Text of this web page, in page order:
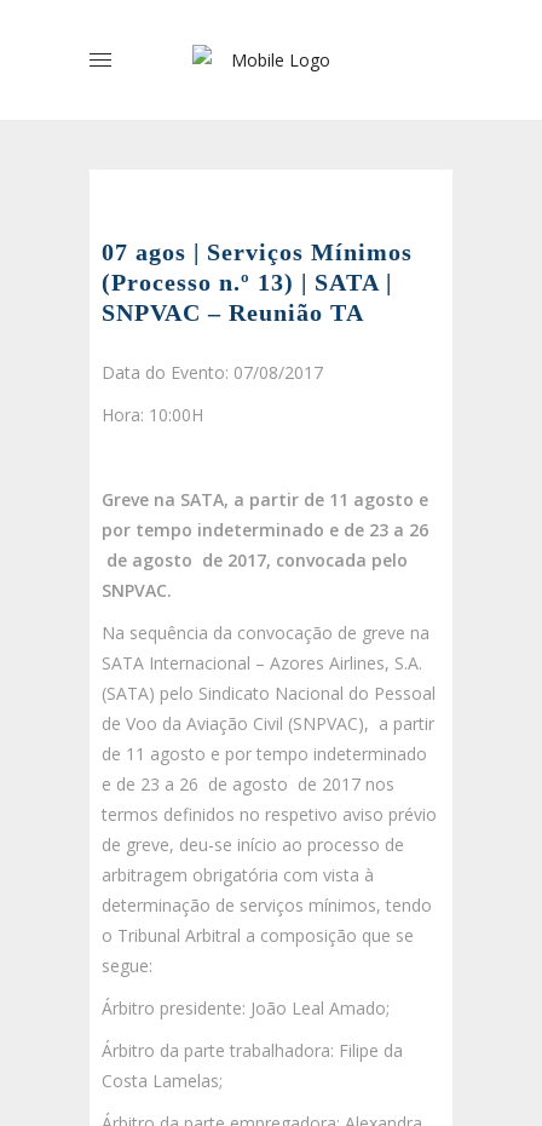
07 agos | Serviços Mínimos
(Processo n.º 13) | SATA |
SNPVAC – Reunião TA
Data do Evento: 07/08/2017
Hora: 10:00H
Greve na SATA, a partir de 11 agosto e
por tempo indeterminado e de 23 a 26
de agosto de 2017, convocada pelo
SNPVAC.
Na sequência da convocação de greve na
SATA Internacional – Azores Airlines, S.A.
(SATA) pelo Sindicato Nacional do Pessoal
de Voo da Aviação Civil (SNPVAC), a partir
de 11 agosto e por tempo indeterminado
e de 23 a 26 de agosto de 2017 nos
termos definidos no respetivo aviso prévio
de greve, deu-se início ao processo de
arbitragem obrigatória com vista à
determinação de serviços mínimos, tendo
o Tribunal Arbitral a composição que se
segue:
Árbitro presidente: João Leal Amado;
Árbitro da parte trabalhadora: Filipe da
Costa Lamelas;